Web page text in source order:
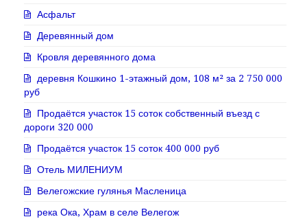
Асфальт
Деревянный дом
Кровля деревянного дома
деревня Кошкино 1-этажный дом, 108 м² за 2 750 000
руб
Продаётся участок 15 соток собственный въезд с
дороги 320 000
Продаётся участок 15 соток 400 000 руб
Отель МИЛЕНИУМ
Велегожские гулянья Масленица
река Ока, Храм в селе Велегож